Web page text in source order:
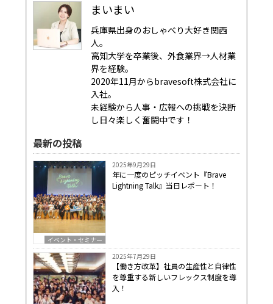
まいまい
兵庫県出身のおしゃべり大好き関西
人。
高知大学を卒業後、外食業界→人材業
界を経験。
2020年11月からbravesoft株式会社に
入社。
未経験から人事・広報への挑戦を決断
し日々楽しく奮闘中です！
最新の投稿
イベント・セミナー
2025年9月29日
年に一度のピッチイベント『Brave
Lightning Talk』当日レポート！
2025年7月29日
【働き方改革】社員の生産性と自律性
を尊重する新しいフレックス制度を導
入！